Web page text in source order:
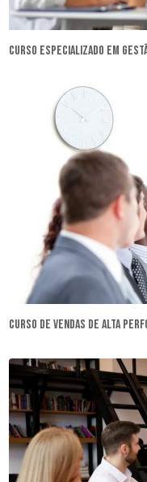
curso especializado em
curso de vendas de alta